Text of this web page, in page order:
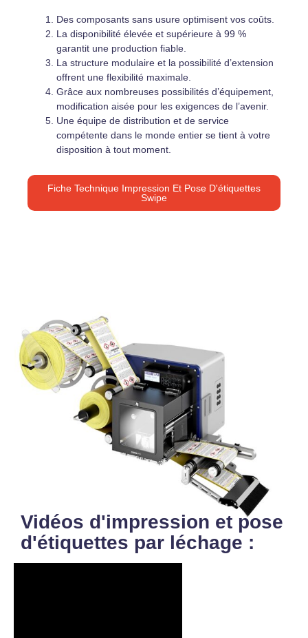
Des composants sans usure optimisent vos coûts.
La disponibilité élevée et supérieure à 99 %
garantit une production fiable.
La structure modulaire et la possibilité d’extension
offrent une flexibilité maximale.
Grâce aux nombreuses possibilités d’équipement,
modification aisée pour les exigences de l’avenir.
Une équipe de distribution et de service
compétente dans le monde entier se tient à votre
disposition à tout moment.
Fiche Technique Impression Et Pose D'étiquettes
Swipe
Vidéos d'impression et pose
d'étiquettes par léchage :